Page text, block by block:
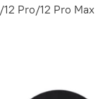
Pro/12 Pro Max